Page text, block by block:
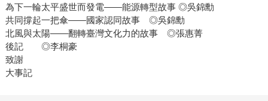
為下一輪太平盛世而發電——能源轉型故事 ◎吳錦勳
共同撐起一把傘——國家認同故事 ◎吳錦勳
北風與太陽——翻轉臺灣文化力的故事 ◎張惠菁
後記 ◎李桐豪
致謝
大事記